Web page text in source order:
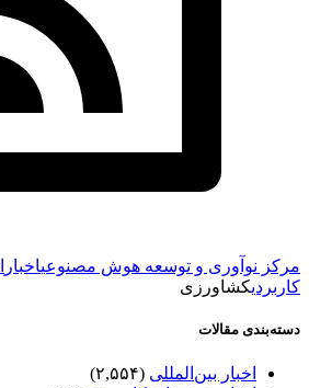
مرکز نوآوری و توسعه هوش مصنوعیاخبار
کاربردیکشاورزی
دسته‌بندی مقالات
اخبار بین‌المللی (۲,۵۵۴)